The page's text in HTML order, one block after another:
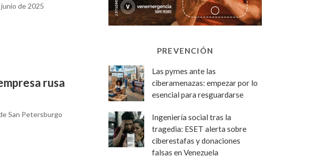
de 2025
rusa
San Petersburgo
PREVENCIÓN
Las pymes ante las
ciberamenazas: empezar por lo
esencial para resguardarse
Ingeniería social tras la
tragedia: ESET alerta sobre
ciberestafas y donaciones
falsas en Venezuela